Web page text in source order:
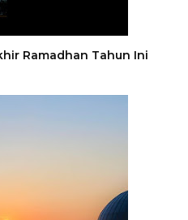
Ramadhan Tahun Ini